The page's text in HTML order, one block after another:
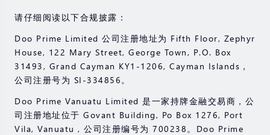
请仔细阅读以下合规披露：
Doo Prime Limited 公司注册地址为 Fifth Floor, Zephyr
House, 122 Mary Street, George Town, P.O. Box
31493, Grand Cayman KY1-1206, Cayman Islands，
公司注册号为 SI-334856。
Doo Prime Vanuatu Limited 是一家持牌金融交易商，公
司注册地址位于 Govant Building, Po Box 1276, Port
Vila, Vanuatu , 公司注册编号为 700238。Doo Prime